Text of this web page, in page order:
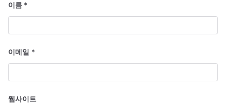
이름 *
이메일 *
웹사이트